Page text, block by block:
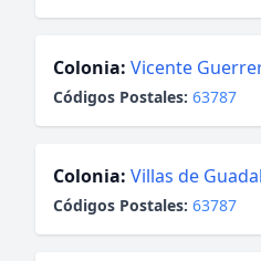
Colonia: Vicente
Códigos Postales: 63787
Colonia: Villas de
Códigos Postales: 63787